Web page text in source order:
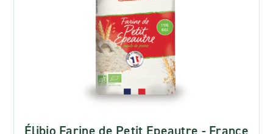
Élibio Farine de Petit Epeautre - France